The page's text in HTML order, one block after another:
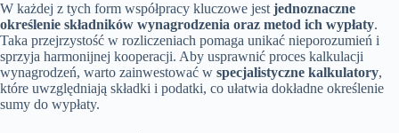
W każdej z tych form współpracy kluczowe jest jednoznaczne
określenie składników wynagrodzenia oraz metod ich wypłaty.
Taka przejrzystość w rozliczeniach pomaga unikać nieporozumień i
sprzyja harmonijnej kooperacji. Aby usprawnić proces kalkulacji
wynagrodzeń, warto zainwestować w specjalistyczne kalkulatory,
które uwzględniają składki i podatki, co ułatwia dokładne określenie
sumy do wypłaty.